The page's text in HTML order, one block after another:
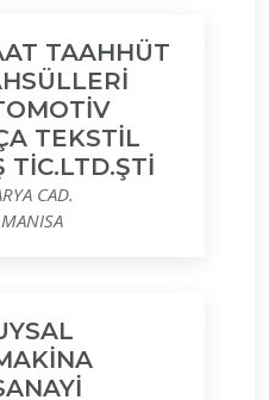
TAAHHÜT
TEKSTİL
TİC.LTD.ŞTİ
CAD.